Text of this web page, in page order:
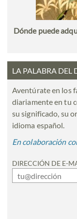
Dónde puede
LA PALABRA DEL
Aventúrate en los
diariamente en tu
su significado, su
idioma español.
En colaboración
DIRECCIÓN DE E-